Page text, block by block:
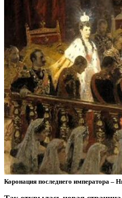
Коронация последнего императора –